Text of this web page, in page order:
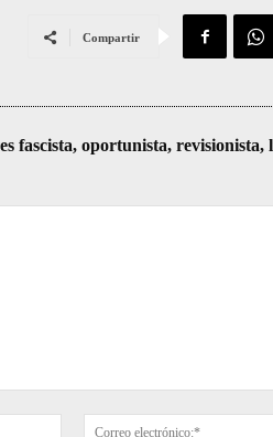
Compartir
fascista, oportunista,
Nombre:*